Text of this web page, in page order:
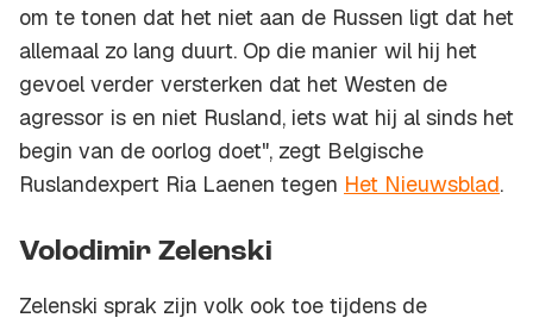
om te tonen dat het niet aan de Russen ligt dat het
allemaal zo lang duurt. Op die manier wil hij het
gevoel verder versterken dat het Westen de
agressor is en niet Rusland, iets wat hij al sinds het
begin van de oorlog doet", zegt Belgische
Ruslandexpert Ria Laenen tegen Het Nieuwsblad.
Volodimir Zelenski
Zelenski sprak zijn volk ook toe tijdens de